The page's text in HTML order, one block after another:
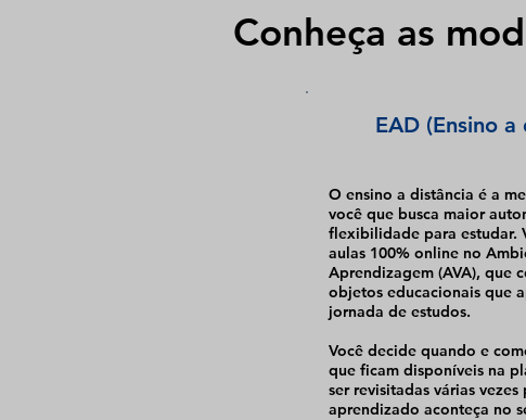
Conheça as
EAD (Ensino a
O ensino a distância é a
você que busca maior
flexibilidade para estudar.
aulas 100% online no
Aprendizagem (AVA), que
objetos educacionais que
jornada de estudos.
Você decide quando e
que ficam disponíveis na
ser revisitadas várias vezes
aprendizado aconteça no